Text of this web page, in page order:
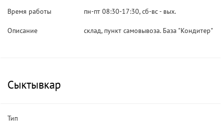
Время работы пн-пт 08:30-17:30, сб-вс - вых.
Описание склад, пункт самовывоза. База "Кондитер"
Сыктывкар
Тип